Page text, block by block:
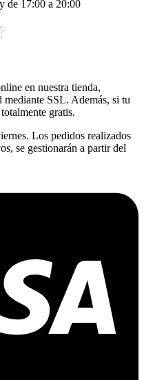
de 17:00 a 20:00
en nuestra tienda,
mediante SSL. Además, si tu
gratis.
Los pedidos realizados
se gestionarán a partir del